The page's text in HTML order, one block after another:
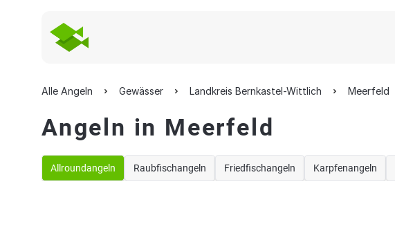
Alle Angeln Gewässer Landkreis Bernkastel-Wittlich Meerfeld
Angeln in Meerfeld
Allroundangeln Raubfischangeln Friedfischangeln Karpfenangeln